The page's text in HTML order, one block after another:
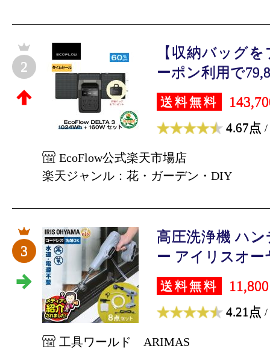
2
【収納バッグ
ーポン利用で
送料無料
4.67点 /
EcoFlow公式楽天市場店
楽天ジャンル：花・ガーデン・DIY
3
高圧洗浄機 ハ
ー アイリスオー
送料無料
4.21点 /
工具ワールド ARIMAS